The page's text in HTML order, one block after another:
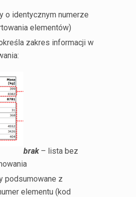
o identycznym numerze
elementów)
zakres informacji w
brak – lista bez
podsumowane z
elementu (kod